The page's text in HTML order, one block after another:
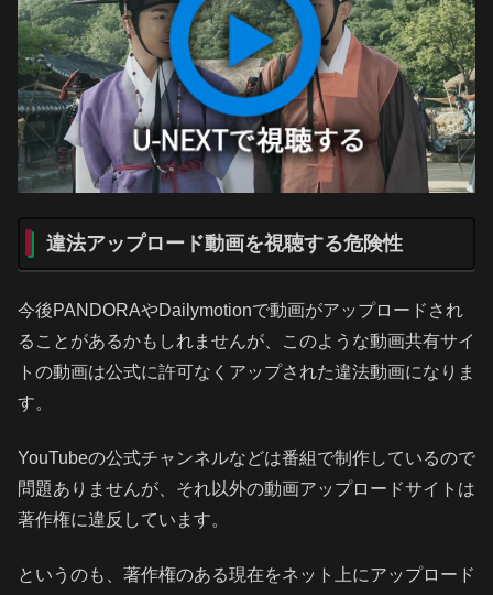
違法アップロード動画を視聴する危険性
今後PANDORAやDailymotionで動画がアップロードされ
ることがあるかもしれませんが、このような動画共有サイ
トの動画は公式に許可なくアップされた違法動画になりま
す。
YouTubeの公式チャンネルなどは番組で制作しているので
問題ありませんが、それ以外の動画アップロードサイトは
著作権に違反しています。
というのも、著作権のある現在をネット上にアップロード